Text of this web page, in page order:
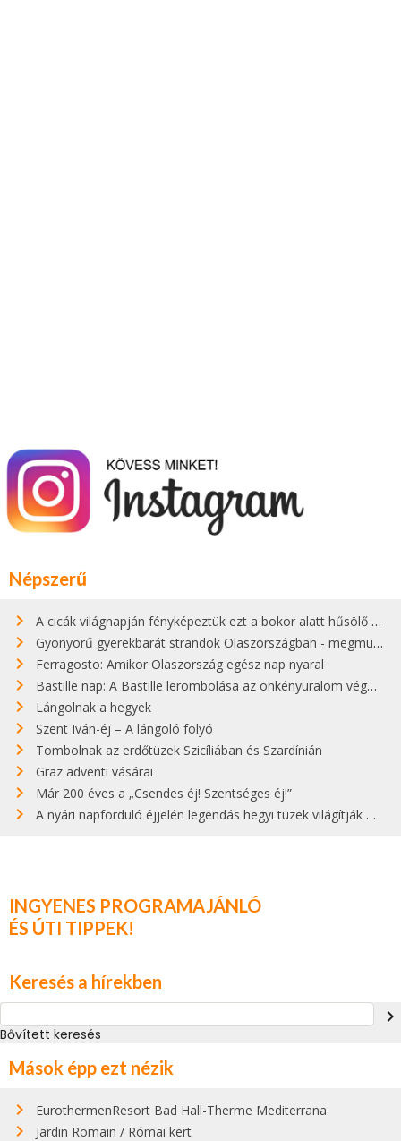
Népszerű
A cicák világnapján fényképeztük ezt a bokor alatt hűsölő cicát Kisorosziban
Gyönyörű gyerekbarát strandok Olaszországban - megmutatjuk a 15 legjobbat
Ferragosto: Amikor Olaszország egész nap nyaral
Bastille nap: A Bastille lerombolása az önkényuralom végét jelentette
Lángolnak a hegyek
Szent Iván-éj – A lángoló folyó
Tombolnak az erdőtüzek Szicíliában és Szardínián
Graz adventi vásárai
Már 200 éves a „Csendes éj! Szentséges éj!”
A nyári napforduló éjjelén legendás hegyi tüzek világítják meg Zugspitzét
INGYENES PROGRAMAJÁNLÓ
ÉS ÚTI TIPPEK!
Keresés a hírekben
navigate_next
Bővített keresés
Mások épp ezt nézik
EurothermenResort Bad Hall-Therme Mediterrana
Jardin Romain / Római kert